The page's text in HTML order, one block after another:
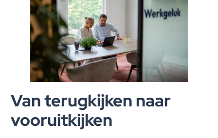
Van terugkijken naar
vooruitkijken